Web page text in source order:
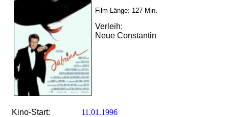
Film-Länge: 127 Min.
Verleih:
Neue Constantin
Kino-Start:
11.01.1996